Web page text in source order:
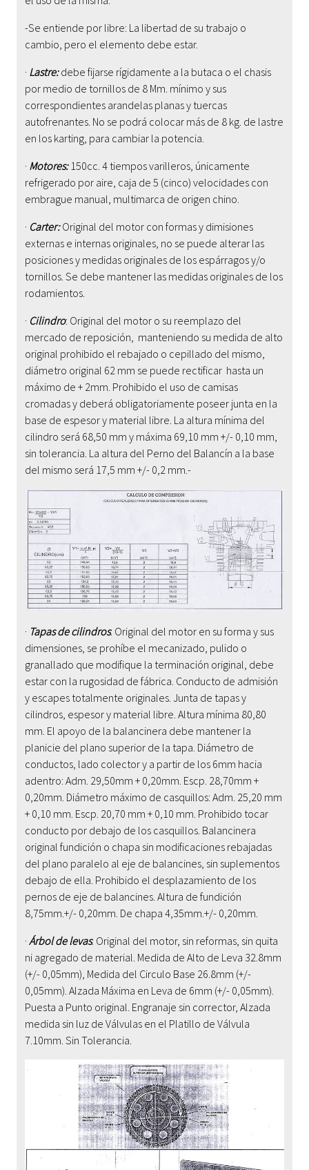
-Se entiende por libre: La libertad de su trabajo o
cambio, pero el elemento debe estar.
· Lastre: debe fijarse rígidamente a la butaca o el chasis
por medio de tornillos de 8 Mm. mínimo y sus
correspondientes arandelas planas y tuercas
autofrenantes. No se podrá colocar más de 8 kg. de lastre
en los karting, para cambiar la potencia.
· Motores: 150cc. 4 tiempos varilleros, únicamente
refrigerado por aire, caja de 5 (cinco) velocidades con
embrague manual, multimarca de origen chino.
· Carter:Original del motor con formas y dimisiones
externas e internas originales, no se puede alterar las
posiciones y medidas originales de los espárragos y/o
tornillos. Se debe mantener las medidas originales de los
rodamientos.
· Cilindro: Original del motor o su reemplazo del
mercado de reposición, manteniendo su medida de alto
original prohibido el rebajado o cepillado del mismo,
diámetro original 62 mm se puede rectificar hasta un
máximo de + 2mm. Prohibido el uso de camisas
cromadas y deberá obligatoriamente poseer junta en la
base de espesor y material libre. La altura mínima del
cilindro será 68, 50 mm y máxima 69,10 mm +/- 0,10 mm,
sin tolerancia. La altura del Perno del Balancín a la base
del mismo será 17,5 mm +/- 0,2 mm.-
· Tapas de cilindros: Original del motor en su forma y sus
dimensiones, se prohíbe el mecanizado, pulido o
granallado que modifique la terminación original, debe
estar con la rugosidad de fábrica. Conducto de admisión
y escapes totalmente originales. Junta de tapas y
cilindros, espesor y material libre. Altura mínima 80,80
mm. El apoyo de la balancinera debe mantener la
planicie del plano superior de la tapa. Diámetro de
conductos, lado colector y a partir de los 6mm hacia
adentro: Adm. 29,50mm + 0,20mm. Escp. 28,70mm +
0,20mm. Diámetro máximo de casquillos: Adm. 25,20 mm
+ 0,10 mm. Escp. 20,70 mm + 0,10 mm. Prohibido tocar
conducto por debajo de los casquillos. Balancinera
original fundición o chapa sin modificaciones rebajadas
del plano paralelo al eje de balancines, sin suplementos
debajo de ella. Prohibido el desplazamiento de los
pernos de eje de balancines. Altura de fundición
8,75mm.+/- 0,20mm. De chapa 4,35mm.+/- 0,20mm.
· Árbol de levas: Original del motor, sin reformas, sin quita
ni agregado de material. Medida de Alto de Leva 32.8mm
(+/- 0,05mm), Medida del Circulo Base 26.8mm (+/-
0,05mm). Alzada Máxima en Leva de 6mm (+/- 0,05mm).
Puesta a Punto original. Engranaje sin corrector, Alzada
medida sin luz de Válvulas en el Platillo de Válvula
7.10mm. Sin Tolerancia.